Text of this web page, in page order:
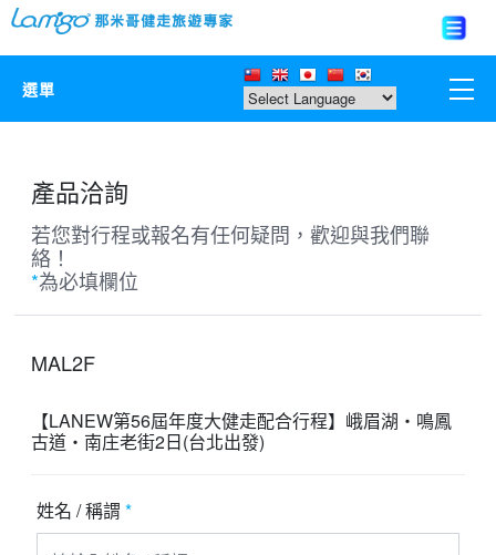
選單
中國
日本
台灣
夯講座
產品洽詢
若您對行程或報名有任何疑問，歡迎與我們聯
絡！
*為必填欄位
MAL2F
【LANEW第56屆年度大健走配合行程】峨眉湖‧鳴鳳
古道‧南庄老街2日(台北出發)
姓名 / 稱謂 *